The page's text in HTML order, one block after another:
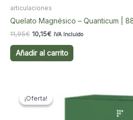
articulaciones
Quelato Magnésico – Quanticum |
11,95€ El
original
era:
10,15€El
actual
es:
IVA Incluido
Añadir al carrito
¡Oferta!
¡Oferta!